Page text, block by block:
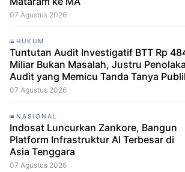
07 Agustus 2026
HUKUM
Tuntutan Audit Investigatif BTT Rp
Miliar Bukan Masalah, Justru
Audit yang Memicu Tanda Tanya
07 Agustus 2026
NASIONAL
Indosat Luncurkan Zankore, Bangun
Platform Infrastruktur AI Terbesar di
Asia Tenggara
07 Agustus 2026